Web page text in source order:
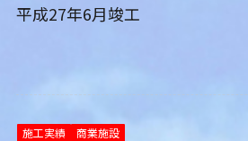
平成27年6月竣工
施工実績 商業施設